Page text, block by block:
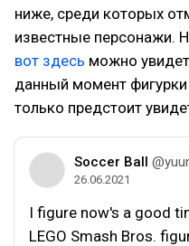
ниже, среди которых
известные персонажи.
вот здесь можно
данный момент
только предстоит
Soccer Ball
26.06.2021
I figure now's a good
LEGO Smash Bros.